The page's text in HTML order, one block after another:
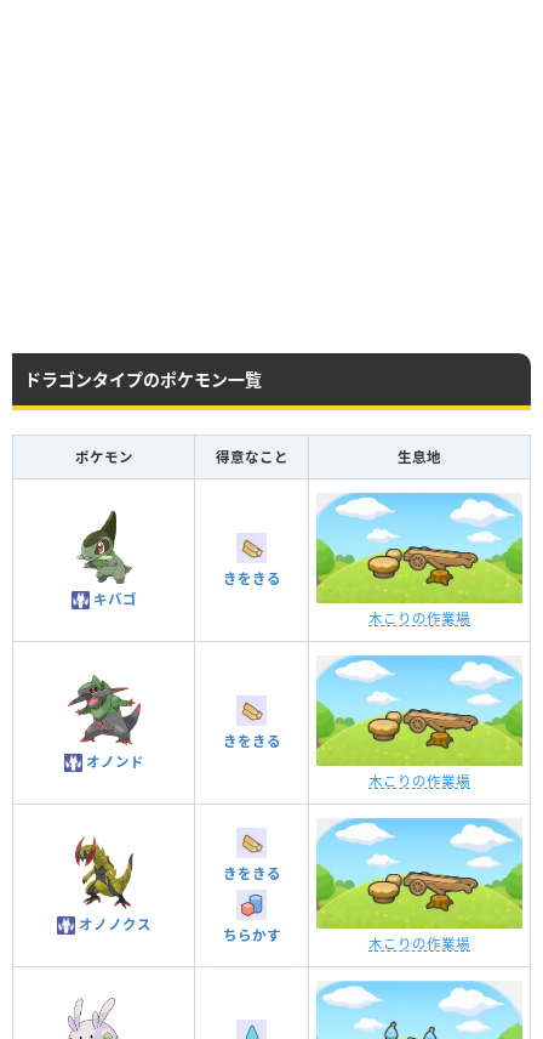
ドラゴンタイプのポケモン一覧
ポケモン 得意なこと 生息地
キバゴ
きをきる
木こりの作業場
オノンド
きをきる
木こりの作業場
オノノクス
きをきる
ちらかす
木こりの作業場